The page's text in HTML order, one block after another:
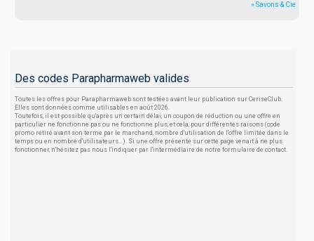
» Savons & Cie
Des codes Parapharmaweb valides
Toutes les offres pour Parapharmaweb sont testées avant leur publication sur CeriseClub.
Elles sont données comme utilisables en août 2026.
Toutefois, il est possible qu'après un certain délai, un coupon de réduction ou une offre en
particulier ne fonctionne pas ou ne fonctionne plus, et cela, pour différentes raisons (code
promo retiré avant son terme par le marchand, nombre d'utilisation de l'offre limitée dans le
temps ou en nombre d'utilisateurs...). Si une offre présente sur cette page venait à ne plus
fonctionner, n'hésitez pas nous l'indiquer par l'intermédiaire de notre formulaire de contact.